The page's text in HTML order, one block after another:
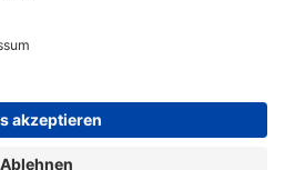
Impressum AGB